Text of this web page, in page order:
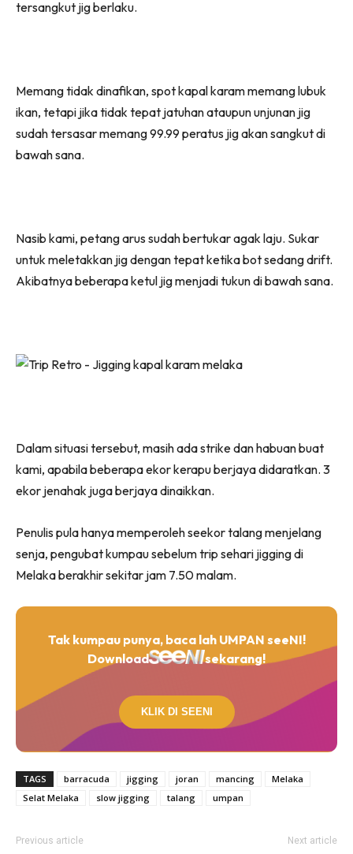
tersangkut jig berlaku.
Memang tidak dinafikan, spot kapal karam memang lubuk
ikan, tetapi jika tidak tepat jatuhan ataupun unjunan jig
sudah tersasar memang 99.99 peratus jig akan sangkut di
bawah sana.
Nasib kami, petang arus sudah bertukar agak laju. Sukar
untuk meletakkan jig dengan tepat ketika bot sedang drift.
Akibatnya beberapa ketul jig menjadi tukun di bawah sana.
Dalam situasi tersebut, masih ada strike dan habuan buat
kami, apabila beberapa ekor kerapu berjaya didaratkan. 3
ekor jenahak juga berjaya dinaikkan.
Penulis pula hanya memperoleh seekor talang menjelang
senja, pengubat kumpau sebelum trip sehari jigging di
Melaka berakhir sekitar jam 7.50 malam.
Tak kumpau punya, baca lah UMPAN seeNI!
Download
sekarang!
KLIK DI SEENI
TAGS barracuda jigging joran mancing
Melaka
Selat Melaka
slow jigging talang umpan
Previous article Next article